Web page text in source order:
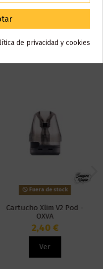
Fuera de stock
Cartucho Xlim V2 Pod -
OXVA
2,40 €
Ver
confiando en nosotros.
de privacidad y cookies